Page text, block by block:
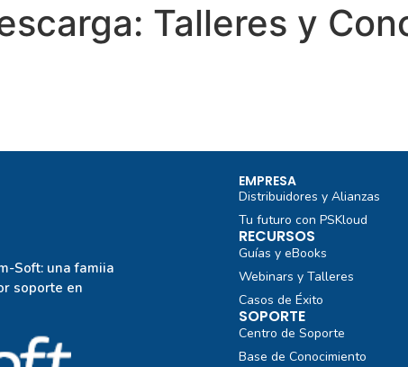
Talleres y
Soft: una famiia
soporte en
EMPRESA
Distribuidores y Alianzas
Tu futuro con PSKloud
RECURSOS
Guías y eBooks
Webinars y Talleres
Casos de Éxito
SOPORTE
Centro de Soporte
Base de Conocimiento